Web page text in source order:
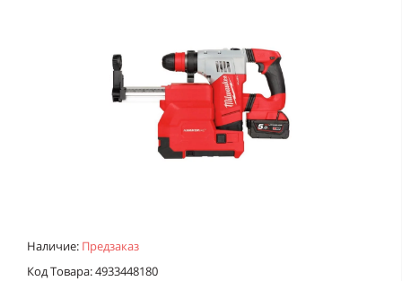
Наличие: Предзаказ
Код Товара: 4933448180